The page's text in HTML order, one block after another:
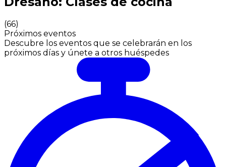
(66)
Próximos eventos
Descubre los eventos que se celebrarán en los
próximos días y únete a otros huéspedes